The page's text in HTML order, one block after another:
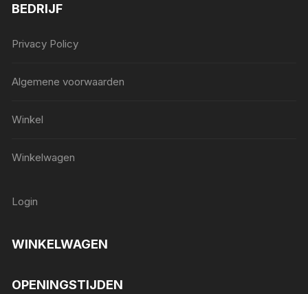
BEDRIJF
Privacy Policy
Algemene voorwaarden
Winkel
Winkelwagen
Login
WINKELWAGEN
OPENINGSTIJDEN